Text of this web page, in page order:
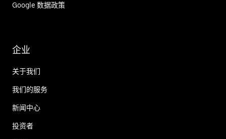
Google 数据政策
企业
关于我们
我们的服务
新闻中心
投资者